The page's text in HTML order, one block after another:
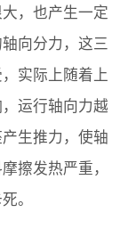
，也产生一定
向分力，这三
实际上随着上
运行轴向力越
生推力，使轴
擦发热严重，
。